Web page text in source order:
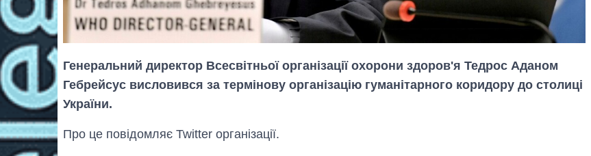
Генеральний директор Всесвітньої організації охорони здоров'я Тедрос Аданом
Гебрейсус висловився за термінову організацію гуманітарного коридору до столиці
України.
Про це повідомляє Twitter організації.